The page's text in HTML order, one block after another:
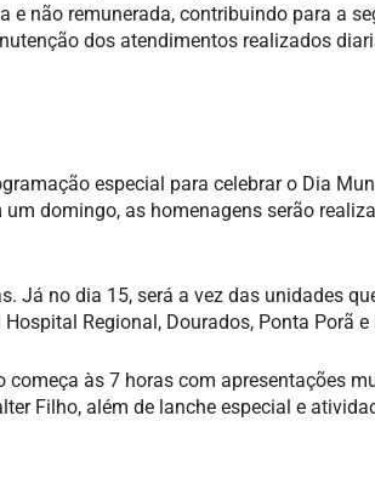
e não remunerada, contribuindo para a
dos atendimentos realizados
especial para celebrar o Dia
domingo, as homenagens serão
Já no dia 15, será a vez das unidades
Regional, Dourados, Ponta Porã e
começa às 7 horas com apresentações
Filho, além de lanche especial e